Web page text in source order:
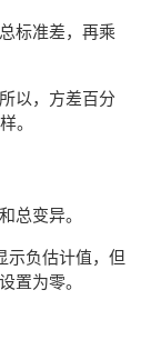
标准差，再乘
以，方差百分
。
总变异。
示负估计值，但
置为零。